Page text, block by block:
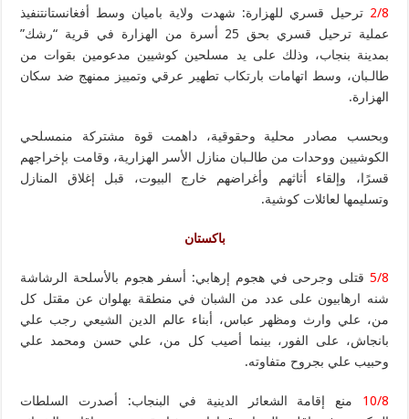
2/8 ترحيل قسري للهزارة: شهدت ولاية باميان وسط أفغانستانتنفيذ
عملية ترحيل قسري بحق 25 أسرة من الهزارة في قرية “رشك”
بمدينة بنجاب، وذلك على يد مسلحين كوشيين مدعومين بقوات من
طالـبان، وسط اتهامات بارتكاب تطهير عرقي وتمييز ممنهج ضد سكان
الهزارة.
وبحسب مصادر محلية وحقوقية، داهمت قوة مشتركة منمسلحي
الكوشيين ووحدات من طالـبان منازل الأسر الهزارية، وقامت بإخراجهم
قسرًا، وإلقاء أثاثهم وأغراضهم خارج البيوت، قبل إغلاق المنازل
وتسليمها لعائلات كوشية.
باكستان
5/8 قتلى وجرحى في هجوم إرهابي: أسفر هجوم بالأسلحة الرشاشة
شنه ارهابيون على عدد من الشبان في منطقة بهلوان عن مقتل كل
من، علي وارث ومظهر عباس، أبناء عالم الدين الشيعي رجب علي
بانجاش، على الفور، بينما أصيب كل من، علي حسن ومحمد علي
وحبيب علي بجروح متفاوته.
10/8 منع إقامة الشعائر الدينية في البنجاب: أصدرت السلطات